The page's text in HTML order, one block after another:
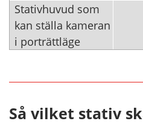
Stativhuvud som
kan ställa kameran
i porträttläge
Så vilket stativ